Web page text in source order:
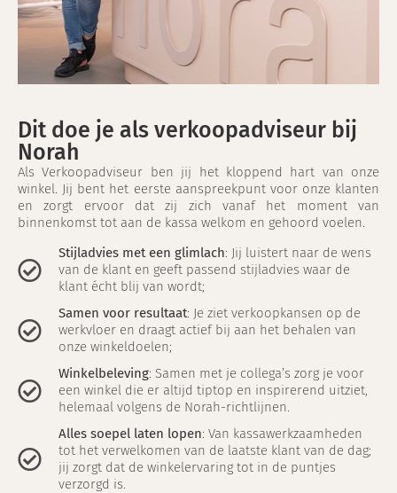
Dit doe je als verkoopadviseur bij
Norah
Als Verkoopadviseur ben jij het kloppend hart van onze
winkel. Jij bent het eerste aanspreekpunt voor onze klanten
en zorgt ervoor dat zij zich vanaf het moment van
binnenkomst tot aan de kassa welkom en gehoord voelen.
Stijladvies met een glimlach: Jij luistert naar de wens
van de klant en geeft passend stijladvies waar de
klant écht blij van wordt;
Samen voor resultaat: Je ziet verkoopkansen op de
werkvloer en draagt actief bij aan het behalen van
onze winkeldoelen;
Winkelbeleving: Samen met je collega’s zorg je voor
een winkel die er altijd tiptop en inspirerend uitziet,
helemaal volgens de Norah-richtlijnen.
Alles soepel laten lopen: Van kassawerkzaamheden
tot het verwelkomen van de laatste klant van de dag;
jij zorgt dat de winkelervaring tot in de puntjes
verzorgd is.